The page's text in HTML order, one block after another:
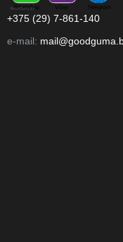
+375 (29) 7-861-140
e-mail: